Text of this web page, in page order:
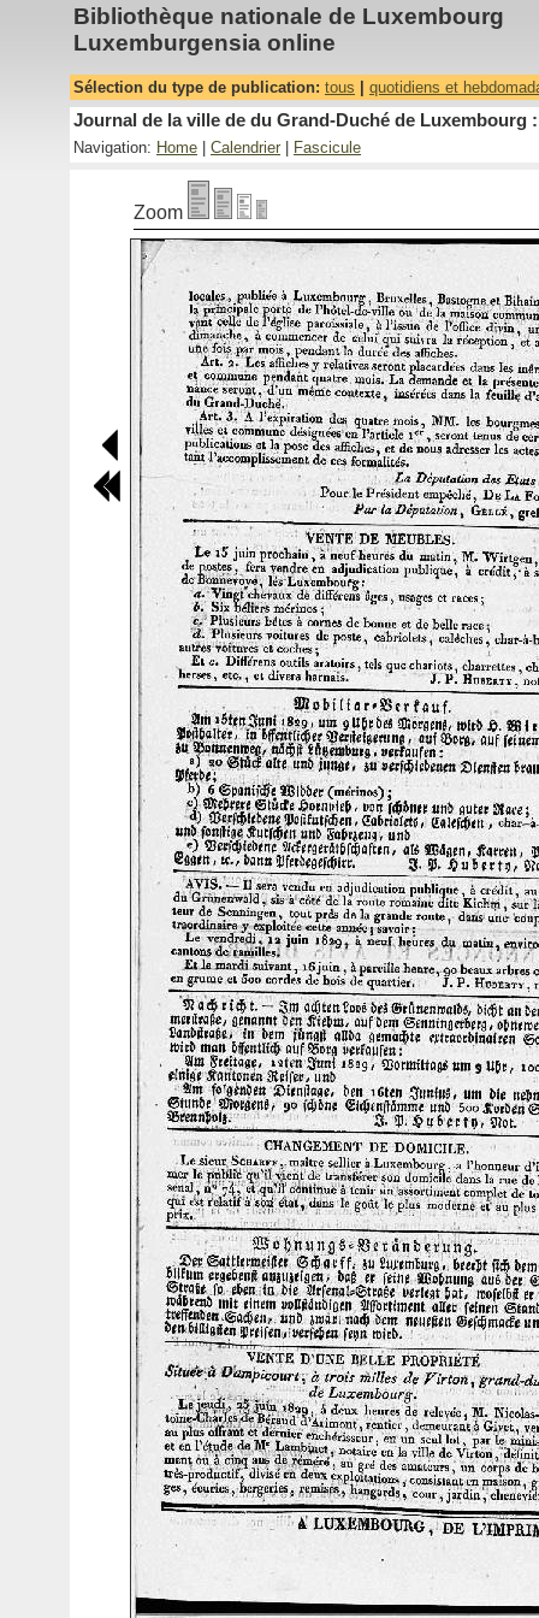
Bibliothèque nationale de Luxembourg
Luxemburgensia online
Sélection du type de publication: tous quotidiens et
Journal de la ville de du Grand-Duché de Luxembourg
Navigation: Home Calendrier Fascicule
Zoom